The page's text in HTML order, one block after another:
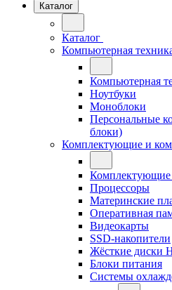
Каталог
Каталог
Компьютерная
Компьютерная
Ноутбуки
Моноблоки
Персональные
блоки)
Комплектующие и
Процессоры
Материнские
Оперативная
Видеокарты
SSD-накопители
Жёсткие диски
Блоки питания
Системы